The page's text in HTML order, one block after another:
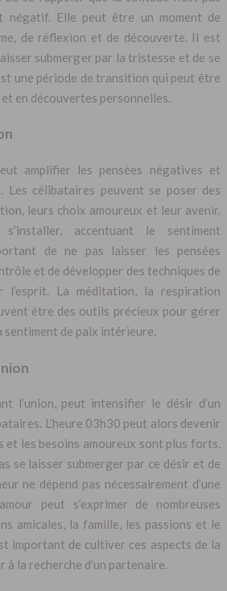
négatif. Elle peut être un moment de
de réflexion et de découverte. Il est
submerger par la tristesse et de se
une période de transition qui peut être
en découvertes personnelles.
amplifier les pensées négatives et
Les célibataires peuvent se poser des
leurs choix amoureux et leur avenir.
accentuant le sentiment
de ne pas laisser les pensées
et de développer des techniques de
l’esprit. La méditation, la respiration
être des outils précieux pour gérer
sentiment de paix intérieure.
l’union, peut intensifier le désir d’un
L’heure 03h30 peut alors devenir
et les besoins amoureux sont plus forts.
se laisser submerger par ce désir et de
ne dépend pas nécessairement d’une
peut s’exprimer de nombreuses
amicales, la famille, les passions et le
important de cultiver ces aspects de la
à la recherche d’un partenaire.